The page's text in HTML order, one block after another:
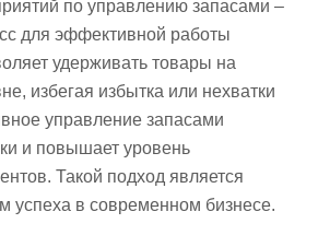
по управлению запасами –
для эффективной работы
удерживать товары на
избегая избытка или нехватки
управление запасами
и повышает уровень
Такой подход является
успеха в современном бизнесе.